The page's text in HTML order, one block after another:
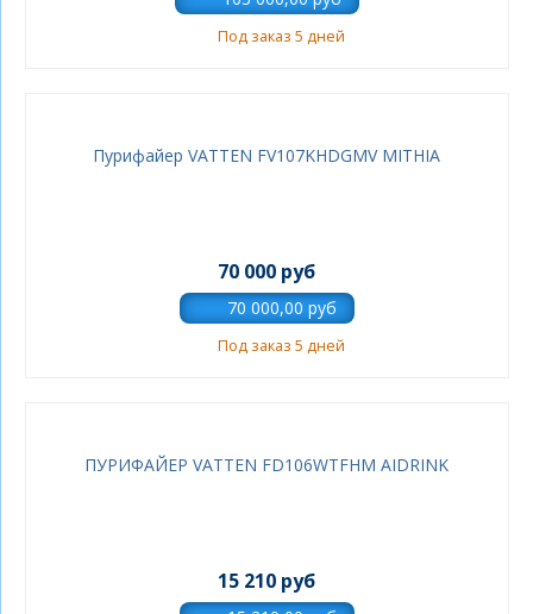
Под заказ 5 дней
Пурифайер VATTEN FV107KHDGMV MITHIA
70 000 руб
Под заказ 5 дней
ПУРИФАЙЕР VATTEN FD106WTFHM AIDRINK
15 210 руб